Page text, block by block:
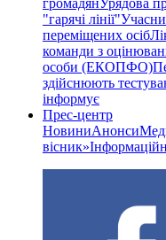
"гарячі лінії"
переміщених осіб
команди з
особи (ЕКОПФО)
здійснюють
інформує
Прес-центр
НовиниАнонси
вісник»